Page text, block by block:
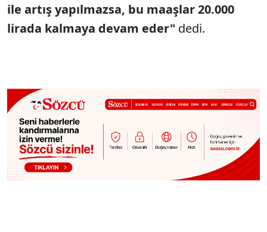
ile artış yapılmazsa, bu maaşlar 20.000
lirada kalmaya devam eder" dedi.